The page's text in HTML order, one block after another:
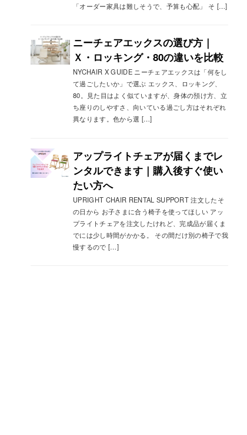
「オーダー家具は難しそうで、予算も心配」 そ […]
ニーチェアエックスの選び方｜
Ｘ・ロッキング・80の違いを比較
NYCHAIR X GUIDE ニーチェアエックスは「何をし
て過ごしたいか」で選ぶ エックス、ロッキング、
80。見た目はよく似ていますが、身体の預け方、立
ち座りのしやすさ、向いている過ごし方はそれぞれ
異なります。色から選 […]
アップライトチェアが届くまでレ
ンタルできます｜購入後すぐ使い
たい方へ
UPRIGHT CHAIR RENTAL SUPPORT 注文したそ
の日から お子さまに合う椅子を使ってほしい アッ
プライトチェアを注文したけれど、完成品が届くま
でには少し時間がかかる。 その間だけ別の椅子で我
慢するので […]